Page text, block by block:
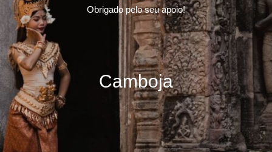
Camboja
Obrigado pelo seu apoio!